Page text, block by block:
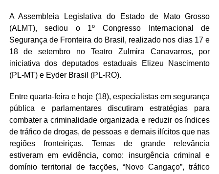
A Assembleia Legislativa do Estado de Mato Grosso
(ALMT), sediou o 1º Congresso Internacional de
Segurança de Fronteira do Brasil, realizado nos dias 17 e
18 de setembro no Teatro Zulmira Canavarros, por
iniciativa dos deputados estaduais Elizeu Nascimento
(PL-MT) e Eyder Brasil (PL-RO).
Entre quarta-feira e hoje (18), especialistas em segurança
pública e parlamentares discutiram estratégias para
combater a criminalidade organizada e reduzir os índices
de tráfico de drogas, de pessoas e demais ilícitos que nas
regiões fronteiriças. Temas de grande relevância
estiveram em evidência, como: insurgência criminal e
domínio territorial de facções, “Novo Cangaço”, tráfico